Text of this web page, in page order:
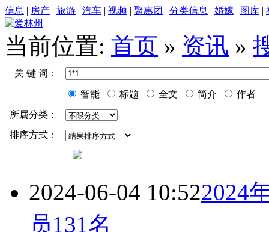
信息 | 房产 | 旅游 | 汽车 | 视频 | 聚惠团 | 分类信息 | 婚嫁 | 图库 |
当前位置: 首页 » 资讯 »
关 键 词：
智能 标题 全文 简介
作者
所属分类：
排序方式：
2024-06-04 10:522024
员131名